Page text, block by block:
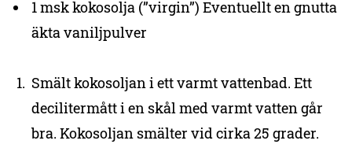
1 msk kokosolja (”virgin”) Eventuellt en gnutta
äkta vaniljpulver
Smält kokosoljan i ett varmt vattenbad. Ett
decilitermått i en skål med varmt vatten går
bra. Kokosoljan smälter vid cirka 25 grader.